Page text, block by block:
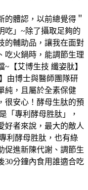
的體認，以前總覺得＂
吃」~除了攝取足夠的
的輔助品，讓我在面對
吃火鍋時，能調節生理
【艾博生技 纖姿肽】
由博士與醫師團隊研
純，且屬於全素保健
很安心！酵母生肽的預
「專利酵母胜肽」，
好者來說，最大的敵人
利酵母胜肽，也有綠
促進新陳代謝、調節生
30分鐘內食用誰適合吃